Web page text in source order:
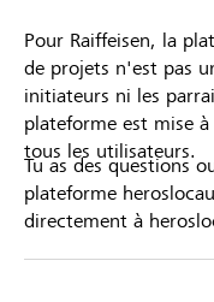
Pour Raiffeisen, la
de projets n'est pas
initiateurs ni les
plateforme est mise
tous les utilisateurs.
Tu as des questions
plateforme
directement à